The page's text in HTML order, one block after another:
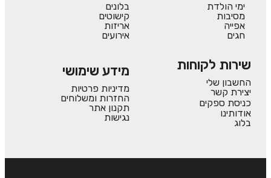
ימי הולדת
מסיבות
אפייה
חגים
בלונים
קישוטים
אריזות
אירועים
שירות לקוחות
החשבון שלי
יצירת קשר
כניסת ספקים
אודותינו
בלוג
מידע שימושי
מדיניות פרטיות
החזרות ומשלוחים
תקנון אתר
נגישות